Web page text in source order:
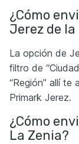
¿Cómo
Jerez de
La opción de
filtro de
“Región” allí te
Primark Jerez.
¿Cómo
La Zenia?